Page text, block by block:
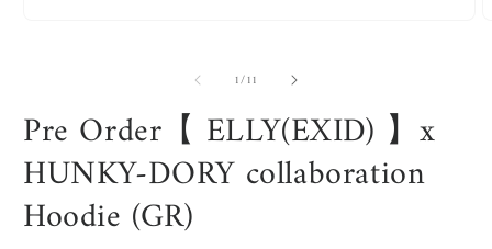
メ
ィ
ア
(1)
を
1/の
11
Pre Order【 ELLY(EXID) 】x
HUNKY-DORY collaboration
Hoodie (GR)